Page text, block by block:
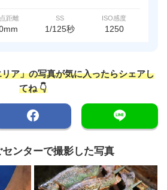
距離 SS
1/125秒
ISO感度
1250
ア」の写真が気に入ったらシェアし
てね 👇
ンターで撮影した写真